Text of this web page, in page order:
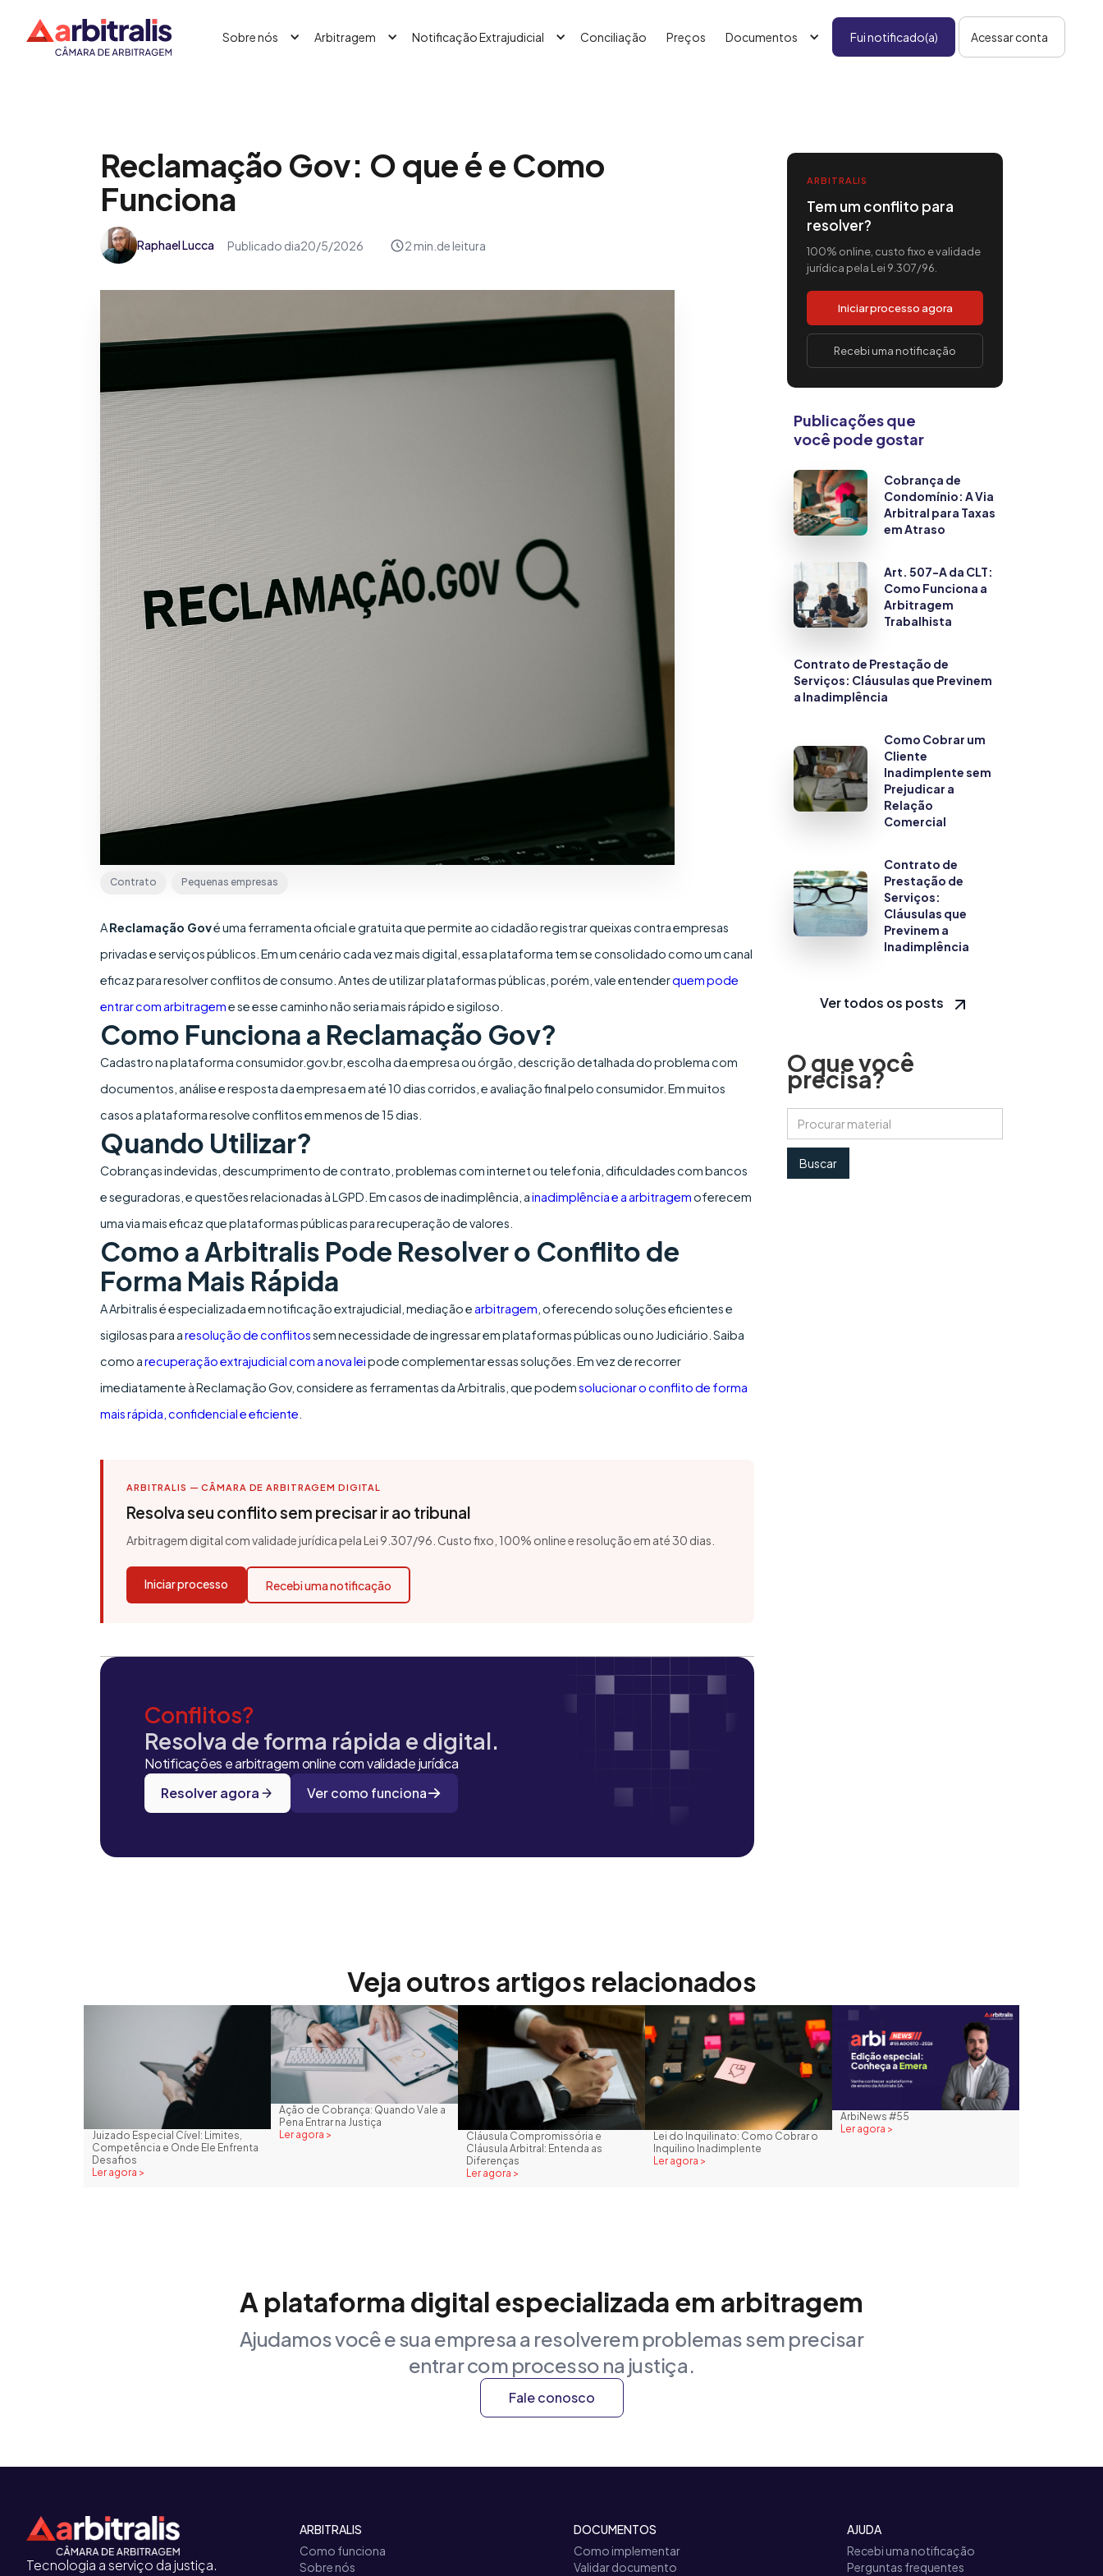
Sobre nós Arbitragem Notificação Extrajudicial Conciliação Preços Documentos Fui notificado(a) Acessar conta
Reclamação Gov: O que é e Como
Funciona
Raphael Lucca Publicado dia20/5/2026 2 min. de leitura
Contrato Pequenas empresas
AReclamação Gové uma ferramenta oficial e gratuita que permite ao cidadão registrar queixas contra empresas
privadas e serviços públicos. Em um cenário cada vez mais digital, essa plataforma tem se consolidado como um canal
eficaz para resolver conflitos de consumo. Antes de utilizar plataformas públicas, porém, vale entenderquem pode
entrar com arbitrageme se esse caminho não seria mais rápido e sigiloso.
Como Funciona a Reclamação Gov?
Cadastro na plataforma consumidor.gov.br, escolha da empresa ou órgão, descrição detalhada do problema com
documentos, análise e resposta da empresa em até 10 dias corridos, e avaliação final pelo consumidor. Em muitos
casos a plataforma resolve conflitos em menos de 15 dias.
Quando Utilizar?
Cobranças indevidas, descumprimento de contrato, problemas com internet ou telefonia, dificuldades com bancos
e seguradoras, e questões relacionadas à LGPD. Em casos de inadimplência, ainadimplência e a arbitragemoferecem
uma via mais eficaz que plataformas públicas para recuperação de valores.
Como a Arbitralis Pode Resolver o Conflito de
Forma Mais Rápida
A Arbitralis é especializada em notificação extrajudicial, mediação e arbitragem , oferecendo soluções eficientes e
sigilosas para aresolução de conflitossem necessidade de ingressar em plataformas públicas ou no Judiciário. Saiba
como arecuperação extrajudicial com a nova leipode complementar essas soluções. Em vez de recorrer
imediatamente à Reclamação Gov, considere as ferramentas da Arbitralis, que podemsolucionar o conflito de forma
mais rápida, confidencial e eficiente
ARBITRALIS — CÂMARA DE ARBITRAGEM DIGITAL
Resolva seu conflito sem precisar ir ao tribunal
Arbitragem digital com validade jurídica pela Lei 9.307/96. Custo fixo, 100% online e resolução em até 30 dias.
Iniciar processo Recebi uma notificação
Conflitos?
Resolva de forma rápida e digital.
Notificações e arbitragem online com validade jurídica
Resolver agora
Ver como funciona
ARBITRALIS
Tem um conflito para
resolver?
100% online, custo fixo e validade
jurídica pela Lei 9.307/96.
Iniciar processo agora
Recebi uma notificação
Publicações que
você pode gostar
Cobrança de
Condomínio: A Via
Arbitral para Taxas
em Atraso
Art. 507-A da CLT:
Como Funciona a
Arbitragem
Trabalhista
Contrato de Prestação de
Serviços: Cláusulas que Previnem
a Inadimplência
Como Cobrar um
Cliente
Inadimplente sem
Prejudicar a
Relação
Comercial
Contrato de
Prestação de
Serviços:
Cláusulas que
Previnem a
Inadimplência
Ver todos os posts
O que você
precisa?
Veja outros artigos relacionados
Juizado Especial Cível: Limites,
Competência e Onde Ele Enfrenta
Desafios
Ler agora >
Ação de Cobrança: Quando Vale a
Pena Entrar na Justiça
Ler agora >
Cláusula Compromissória e
Cláusula Arbitral: Entenda as
Diferenças
Ler agora >
Lei do Inquilinato: Como Cobrar o
Inquilino Inadimplente
Ler agora >
ArbiNews #55
Ler agora >
A plataforma digital especializada em arbitragem
Ajudamos você e sua empresa a resolverem problemas sem precisar
entrar com processo na justiça.
Fale conosco
Tecnologia a serviço da justiça.
ARBITRALIS
Como funciona
Sobre nós
DOCUMENTOS
Como implementar
Validar documento
AJUDA
Recebi uma notificação
Perguntas frequentes